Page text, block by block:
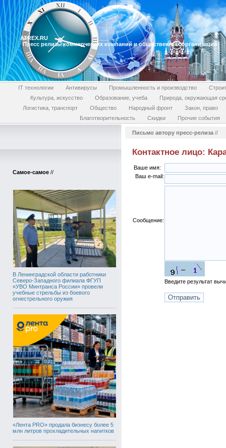
ATREX.RU
Пресс релизы коммерческих компаний и общественных организаций
IT технологии Антивирусы Промышленность и производство
Культура, искусство
Образование, учеба
Природа, окружающая
Логистика, транспорт
Общество Народный фронт
Закон, право
Благотворительность
Скидки Прочие события
Самое-самое //
В Ленинградской области работники
Северо-Западного филиала ФГУП
«УВО Минтранса России» провели
учебные стрельбы из боевого
огнестрельного оружия
«Лента PRO» продала бизнесу более 5
млн литров прохладительных напитков
Письмо автору пресс-релиза //
Контактное лицо:
Ваше имя:
Ваш e-mail:
Сообщение:
Введите результат